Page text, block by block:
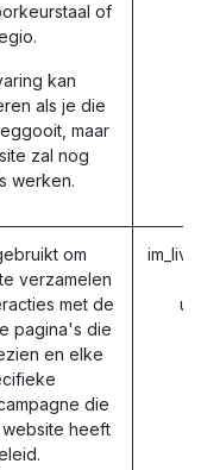
of
kan
als je die
maar
zal nog
werken.
om
verzamelen
met de
pagina's die
en elke
die
heeft